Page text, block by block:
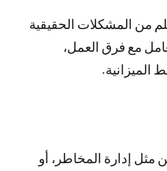
من المشكلات الحقيقية
مع فرق العمل،
الميزانية.
إدارة المخاطر، أو